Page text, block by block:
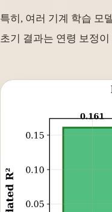
특히, 여러 기계 학습 모
초기 결과는 연령 보정